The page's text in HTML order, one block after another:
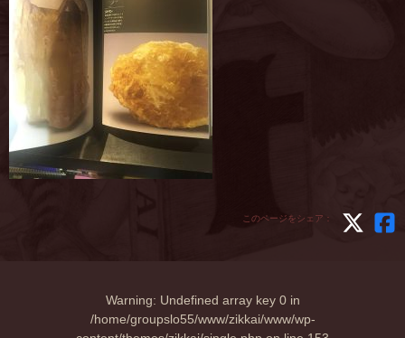
このページをシェア：
Warning: Undefined array key 0 in
/home/groupslo55/www/zikkai/www/wp-